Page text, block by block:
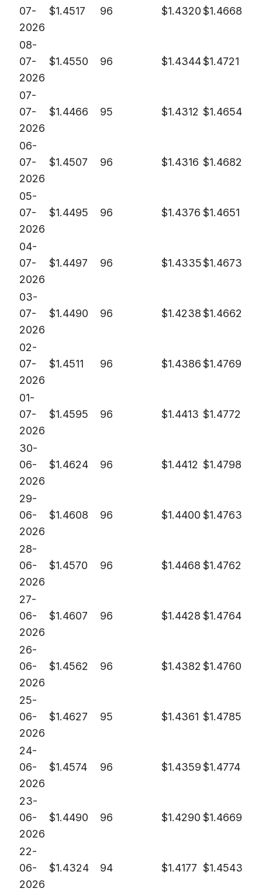
07-
2026
$1.4517 96 $1.4320$1.4668
08-
07-
2026
$1.4550 96 $1.4344$1.4721
07-
07-
2026
$1.4466 95 $1.4312 $1.4654
06-
07-
2026
$1.4507 96 $1.4316 $1.4682
05-
07-
2026
$1.4495 96 $1.4376 $1.4651
04-
07-
2026
$1.4497 96 $1.4335$1.4673
03-
07-
2026
$1.4490 96 $1.4238$1.4662
02-
07-
2026
$1.4511 96 $1.4386$1.4769
01-
07-
2026
$1.4595 96 $1.4413 $1.4772
30-
06-
2026
$1.4624 96 $1.4412 $1.4798
29-
06-
2026
$1.4608 96 $1.4400 $1.4763
28-
06-
2026
$1.4570 96 $1.4468 $1.4762
27-
06-
2026
$1.4607 96 $1.4428 $1.4764
26-
06-
2026
$1.4562 96 $1.4382 $1.4760
25-
06-
2026
$1.4627 95 $1.4361 $1.4785
24-
06-
2026
$1.4574 96 $1.4359$1.4774
23-
06-
2026
$1.4490 96 $1.4290 $1.4669
22-
06-
2026
$1.4324 94 $1.4177 $1.4543